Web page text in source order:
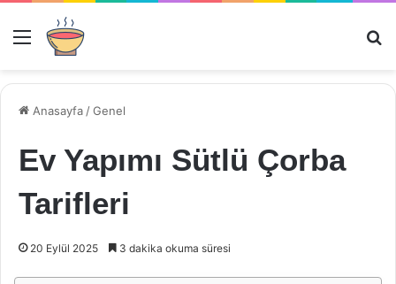
Menü
Anasayfa /Genel
Ev Yapımı Sütlü Çorba
Tarifleri
20 Eylül 2025 3 dakika okuma süresi